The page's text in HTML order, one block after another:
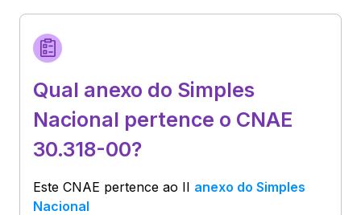
Qual anexo do Simples
Nacional pertence o CNAE
30.318-00?
Este CNAE pertence ao II anexo do Simples
Nacional